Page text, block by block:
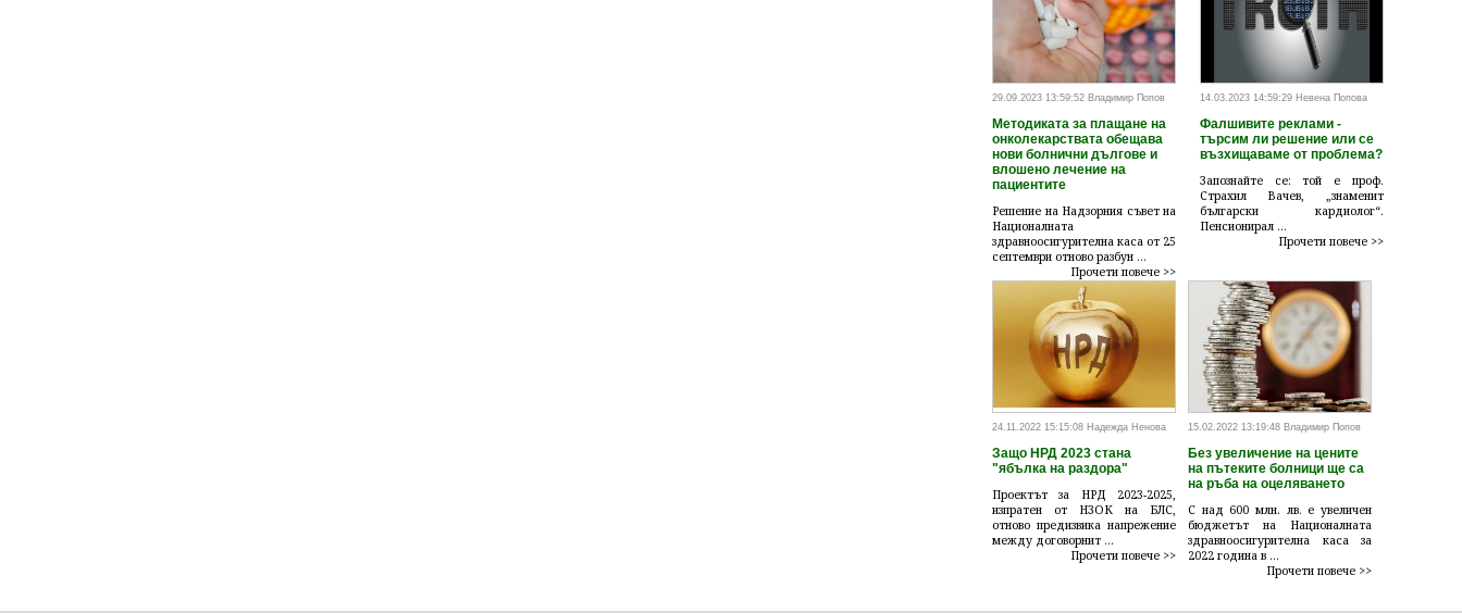
29.09.2023 13:59:52 Владимир Попов
Методиката за плащане на
онколекарствата обещава
нови болнични дългове и
влошено лечение на
пациентите
Решение на Надзорния съвет на
Националната
здравноосигурителна каса от 25
септември отново разбун ...
Прочети повече >>
14.03.2023 14:59:29 Невена Попова
Фалшивите реклами -
търсим ли решение или се
възхищаваме от проблема?
Запознайте се: той е проф.
Страхил Вачев, „знаменит
български кардиолог“.
Пенсионирал ...
Прочети повече >>
24.11.2022 15:15:08 Надежда Ненова
Защо НРД 2023 стана
"ябълка на раздора"
Проектът за НРД 2023-2025,
изпратен от НЗОК на БЛС,
отново предизвика напрежение
между договорнит ...
Прочети повече >>
15.02.2022 13:19:48 Владимир Попов
Без увеличение на цените
на пътеките болници ще са
на ръба на оцеляването
С над 600 млн. лв. е увеличен
бюджетът на Националната
здравноосигурителна каса за
2022 година в ...
Прочети повече >>